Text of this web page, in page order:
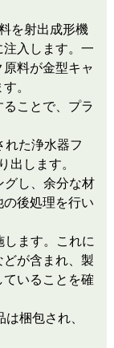
を射出成形機
入します。一
料が金型キャ
。
ことで、プラ
れた浄水器フ
出します。
グし、余分な材
後処理を行い
ます。これに
が含まれ、製
いることを確
梱包され、